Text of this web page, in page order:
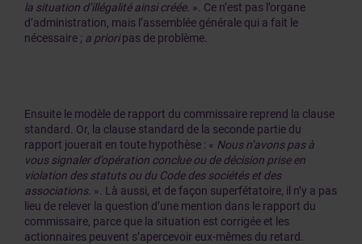
la situation d’illégalité ainsi créée. ». Ce n’est pas l’organe
d’administration, mais l’assemblée générale qui a fait le
nécessaire ; a prioripas de problème.
Ensuite le modèle de rapport du commissaire reprend la clause
standard. Or, la clause standard de la seconde partie du
rapport jouerait en toute hypothèse : « Nous n’avons pas à
vous signaler d’opération conclue ou de décision prise en
violation des statuts ou du Code des sociétés et des
associations. ». Là aussi, et de façon superfétatoire, il n’y a pas
lieu de relever la question d’une mention dans le rapport du
commissaire, parce que la situation est corrigée et les
actionnaires peuvent s’apercevoir eux-mêmes du retard.